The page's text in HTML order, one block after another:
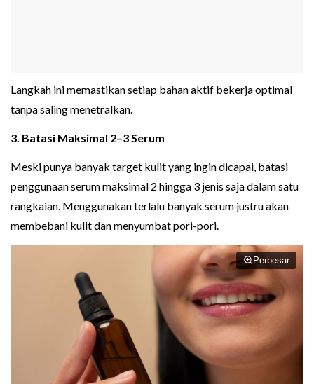
Langkah ini memastikan setiap bahan aktif bekerja optimal
tanpa saling menetralkan.
3. Batasi Maksimal 2–3 Serum
Meski punya banyak target kulit yang ingin dicapai, batasi
penggunaan serum maksimal 2 hingga 3 jenis saja dalam satu
rangkaian. Menggunakan terlalu banyak serum justru akan
membebani kulit dan menyumbat pori-pori.
Perbesar